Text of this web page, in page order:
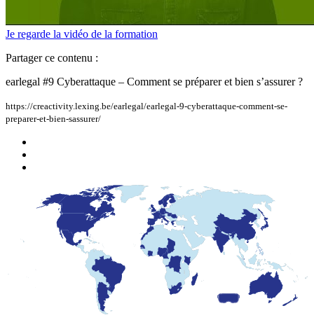
Je regarde la vidéo de la formation
Partager ce contenu :
earlegal #9 Cyberattaque – Comment se préparer et bien s’assurer ?
https://creactivity.lexing.be/earlegal/earlegal-9-cyberattaque-comment-se-
preparer-et-bien-sassurer/